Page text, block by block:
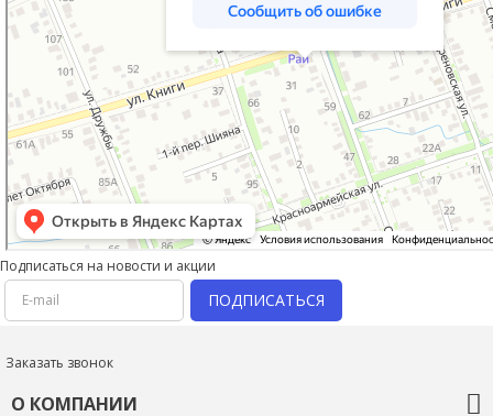
Подписаться на новости и акции
ПОДПИСАТЬСЯ
Заказать звонок
О КОМПАНИИ